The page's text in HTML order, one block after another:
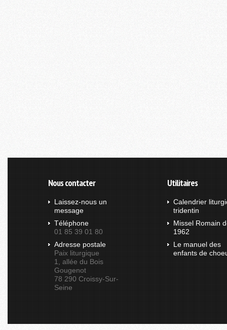
Nous contacter
Laissez-nous un
message
Téléphone
01 85 39 01 80
Adresse postale
Paix liturgique
1, allée du Bois
Gougenot
78 290 Croissy-Sur-
Seine
Utilitaires
Calendrier
tridentin
Missel Romain
1962
Le manuel des
enfants de